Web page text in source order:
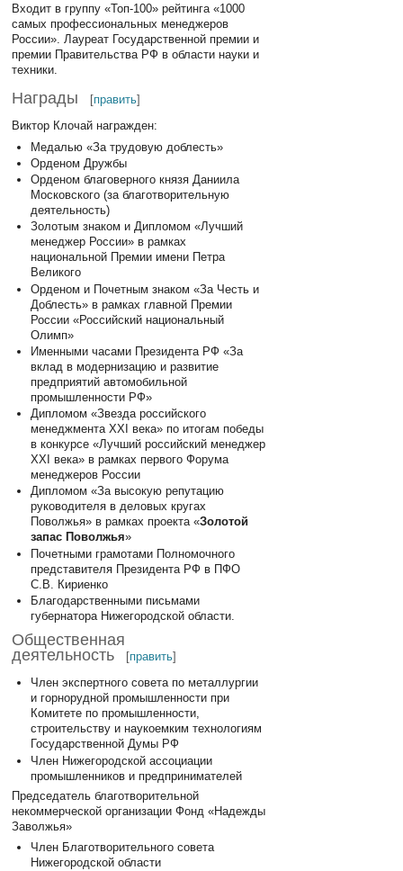
Входит в группу «Топ-100» рейтинга «1000
самых профессиональных менеджеров
России». Лауреат Государственной премии и
премии Правительства РФ в области науки и
техники.
Награды [править]
Виктор Клочай награжден:
Медалью «За трудовую доблесть»
Орденом Дружбы
Орденом благоверного князя Даниила
Московского (за благотворительную
деятельность)
Золотым знаком и Дипломом «Лучший
менеджер России» в рамках
национальной Премии имени Петра
Великого
Орденом и Почетным знаком «За Честь и
Доблесть» в рамках главной Премии
России «Российский национальный
Олимп»
Именными часами Президента РФ «За
вклад в модернизацию и развитие
предприятий автомобильной
промышленности РФ»
Дипломом «Звезда российского
менеджмента ХХI века» по итогам победы
в конкурсе «Лучший российский менеджер
ХХI века» в рамках первого Форума
менеджеров России
Дипломом «За высокую репутацию
руководителя в деловых кругах
Поволжья» в рамках проекта «Золотой
запас Поволжья»
Почетными грамотами Полномочного
представителя Президента РФ в ПФО
С.В. Кириенко
Благодарственными письмами
губернатора Нижегородской области.
Общественная
деятельность
[править]
Член экспертного совета по металлургии
и горнорудной промышленности при
Комитете по промышленности,
строительству и наукоемким технологиям
Государственной Думы РФ
Член Нижегородской ассоциации
промышленников и предпринимателей
Председатель благотворительной
некоммерческой организации Фонд «Надежды
Заволжья»
Член Благотворительного совета
Нижегородской области